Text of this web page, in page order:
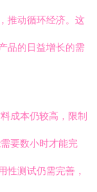
推动循环经济。这
品的日益增长的需
成本仍较高，限制
要数小时才能完
性测试仍需完善，